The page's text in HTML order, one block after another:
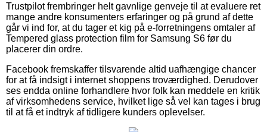
Trustpilot frembringer helt gavnlige genveje til at evaluere ret
mange andre konsumenters erfaringer og på grund af dette
går vi ind for, at du tager et kig på e-forretningens omtaler af
Tempered glass protection film for Samsung S6 før du
placerer din ordre.
Facebook fremskaffer tilsvarende altid uafhængige chancer
for at få indsigt i internet shoppens troværdighed. Derudover
ses endda online forhandlere hvor folk kan meddele en kritik
af virksomhedens service, hvilket lige så vel kan tages i brug
til at få et indtryk af tidligere kunders oplevelser.